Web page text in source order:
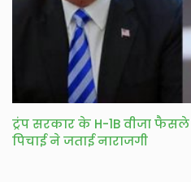
ट्रंप सरकार के H-1B वीजा
पिचाई ने जताई नाराजगी